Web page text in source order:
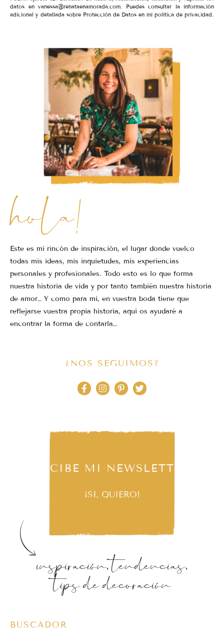
datos en vanessa@renataenamorada.com. Puedes consultar la información
adicional y detallada sobre Protección de Datos en mi política de privacidad.
hola!
Este es mi rincón de inspiración, el lugar donde vuelco
todas mis ideas, mis inquietudes, mis experiencias
personales y profesionales. Todo esto es lo que forma
nuestra historia de vida y por tanto también nuestra historia
de amor… Y como para mi, en vuestra boda tiene que
reflejarse vuestra propia historia, aquí os ayudaré a
encontrar la forma de contarla…
¿NOS SEGUIMOS?
RECIBE MI NEWSLETTER
¡SÍ, QUIERO!
inspiración, tendencias,
tips de decoración
BUSCADOR